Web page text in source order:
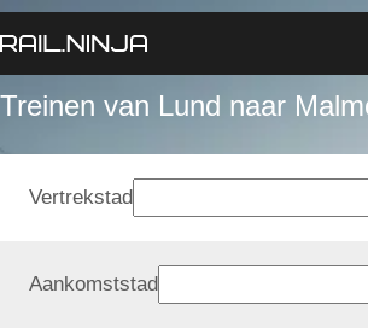
Treinen van Lund naar
Vertrekstad
Aankomststad